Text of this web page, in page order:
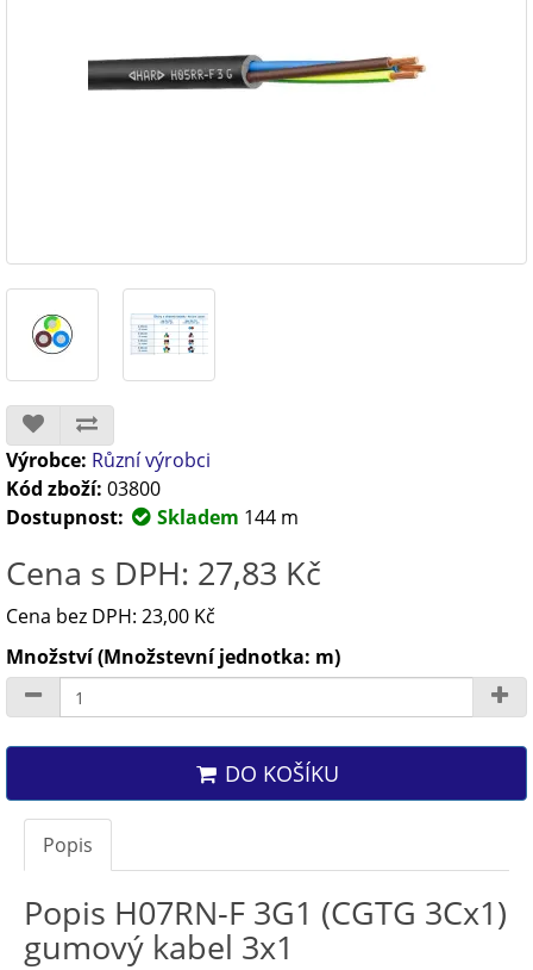
Výrobce: Různí výrobci
Kód zboží: 03800
Dostupnost:
Skladem 144 m
Cena s DPH: 27,83 Kč
Cena bez DPH: 23,00 Kč
Množství (Množstevní jednotka: m)
DO KOŠÍKU
Popis
Popis H07RN-F 3G1 (CGTG 3Cx1)
gumový kabel 3x1